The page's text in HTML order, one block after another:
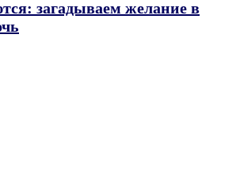
загадываем желание в